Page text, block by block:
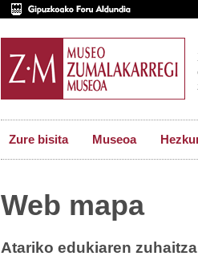
Zure bisita Museoa
Web mapa
Atariko edukiaren